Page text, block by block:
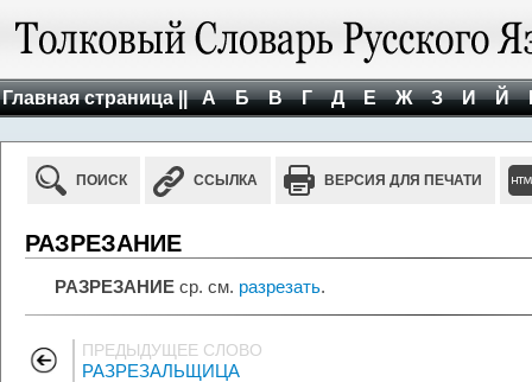
Главная страница || А Б В Г Д Е Ж З И Й
ПОИСК ССЫЛКА ВЕРСИЯ ДЛЯ ПЕЧАТИ
РАЗРЕЗАНИЕ
РАЗРЕЗАНИЕ ср. см. разрезать.
ПРЕДЫДУЩЕЕ СЛОВО
РАЗРЕЗАЛЬЩИЦА